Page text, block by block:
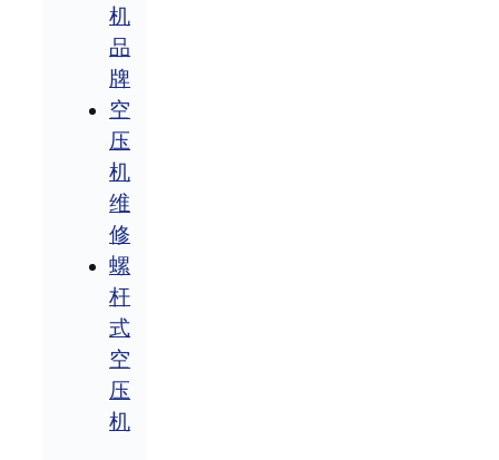
机
品
牌
空
压
机
维
修
螺
杆
式
空
压
机